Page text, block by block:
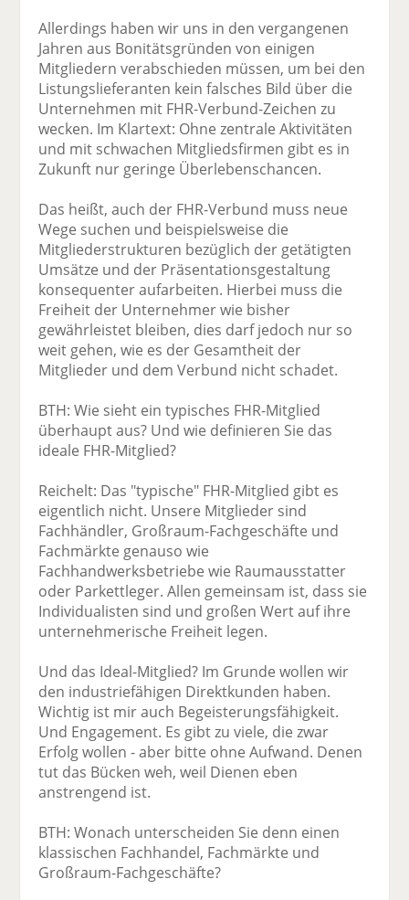
Allerdings haben wir uns in den vergangenen
Jahren aus Bonitätsgründen von einigen
Mitgliedern verabschieden müssen, um bei den
Listungslieferanten kein falsches Bild über die
Unternehmen mit FHR-Verbund-Zeichen zu
wecken. Im Klartext: Ohne zentrale Aktivitäten
und mit schwachen Mitgliedsfirmen gibt es in
Zukunft nur geringe Überlebenschancen.
Das heißt, auch der FHR-Verbund muss neue
Wege suchen und beispielsweise die
Mitgliederstrukturen bezüglich der getätigten
Umsätze und der Präsentationsgestaltung
konsequenter aufarbeiten. Hierbei muss die
Freiheit der Unternehmer wie bisher
gewährleistet bleiben, dies darf jedoch nur so
weit gehen, wie es der Gesamtheit der
Mitglieder und dem Verbund nicht schadet.
BTH: Wie sieht ein typisches FHR-Mitglied
überhaupt aus? Und wie definieren Sie das
ideale FHR-Mitglied?
Reichelt: Das "typische" FHR-Mitglied gibt es
eigentlich nicht. Unsere Mitglieder sind
Fachhändler, Großraum-Fachgeschäfte und
Fachmärkte genauso wie
Fachhandwerksbetriebe wie Raumausstatter
oder Parkettleger. Allen gemeinsam ist, dass sie
Individualisten sind und großen Wert auf ihre
unternehmerische Freiheit legen.
Und das Ideal-Mitglied? Im Grunde wollen wir
den industriefähigen Direktkunden haben.
Wichtig ist mir auch Begeisterungsfähigkeit.
Und Engagement. Es gibt zu viele, die zwar
Erfolg wollen - aber bitte ohne Aufwand. Denen
tut das Bücken weh, weil Dienen eben
anstrengend ist.
BTH: Wonach unterscheiden Sie denn einen
klassischen Fachhandel, Fachmärkte und
Großraum-Fachgeschäfte?